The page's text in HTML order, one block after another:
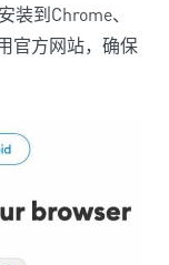
装到Chrome、
官方网站，确保